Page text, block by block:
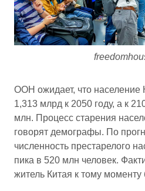
ООН ожидает, что население
1,313 млрд к 2050 году, а к
млн. Процесс старения
говорят демографы. По
численность престарелого
пика в 520 млн человек.
житель Китая к тому